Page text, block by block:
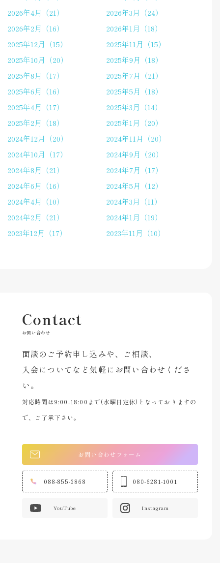
2026年4月（21）
2026年3月（24）
2026年2月（16）
2026年1月（18）
2025年12月（15）
2025年11月（15）
2025年10月（20）
2025年9月（18）
2025年8月（17）
2025年7月（21）
2025年6月（16）
2025年5月（18）
2025年4月（17）
2025年3月（14）
2025年2月（18）
2025年1月（20）
2024年12月（20）
2024年11月（20）
2024年10月（17）
2024年9月（20）
2024年8月（21）
2024年7月（17）
2024年6月（16）
2024年5月（12）
2024年4月（10）
2024年3月（11）
2024年2月（21）
2024年1月（19）
2023年12月（17）
2023年11月（10）
Contact
お問い合わせ
面談のご予約申し込みや、ご相談、
入会についてなど気軽にお問い合わせくださ
い。
対応時間は9:00-18:00まで(水曜日定休)となっておりますの
で、ご了承下さい。
お問い合わせフォーム
088-855-3868 080-6281-1001
YouTube Instagram